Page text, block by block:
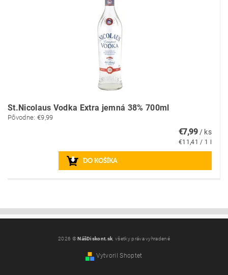
St.Nicolaus Vodka Extra jemná 38% 700ml
Pôvodne: €9,99
€7,99/ ks
€11,41 / 1 l
2026 ©NášDiskont.sk, všetky práva vyhradené
Vytvoril Shoptet